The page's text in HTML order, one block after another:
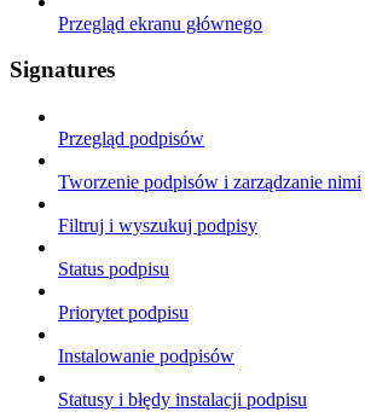
Przegląd ekranu głównego
Signatures
Przegląd podpisów
Tworzenie podpisów i zarządzanie nimi
Filtruj i wyszukuj podpisy
Status podpisu
Priorytet podpisu
Instalowanie podpisów
Statusy i błędy instalacji podpisu